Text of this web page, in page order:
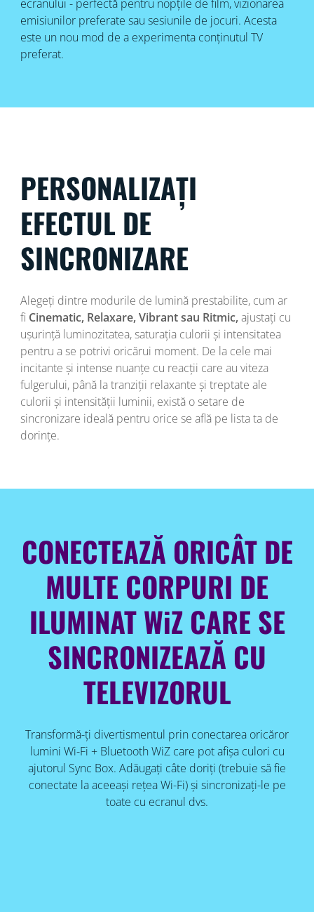
ecranului - perfectă pentru nopțile de film, vizionarea
emisiunilor preferate sau sesiunile de jocuri. Acesta
este un nou mod de a experimenta conținutul TV
preferat.
PERSONALIZAȚI
EFECTUL DE
SINCRONIZARE
Alegeți dintre modurile de lumină prestabilite, cum ar
fi Cinematic, Relaxare, Vibrant sau Ritmic,ajustați cu
ușurință luminozitatea, saturația culorii și intensitatea
pentru a se potrivi oricărui moment. De la cele mai
incitante și intense nuanțe cu reacții care au viteza
fulgerului, până la tranziții relaxante și treptate ale
culorii și intensității luminii, există o setare de
sincronizare ideală pentru orice se află pe lista ta de
dorințe.
CONECTEAZĂ ORICÂT DE
MULTE CORPURI DE
ILUMINAT WiZ CARE SE
SINCRONIZEAZĂ CU
TELEVIZORUL
Transformă-ți divertismentul prin conectarea oricăror
lumini Wi-Fi + Bluetooth WiZ care pot afișa culori cu
ajutorul Sync Box. Adăugați câte doriți (trebuie să fie
conectate la aceeași rețea Wi-Fi) și sincronizați-le pe
toate cu ecranul dvs.